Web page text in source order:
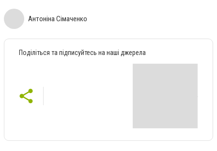
Антоніна Сімаченко
Поділіться та підписуйтесь на наші джерела